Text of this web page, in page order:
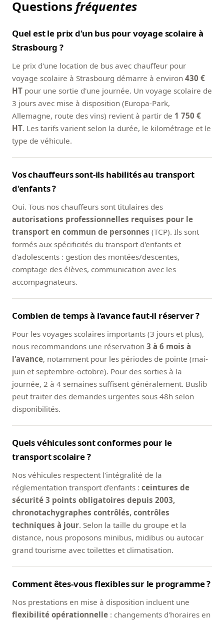
Questions fréquentes
Quel est le prix d'un bus pour voyage scolaire à
Strasbourg ?
Le prix d'une location de bus avec chauffeur pour
voyage scolaire à Strasbourg démarre à environ 430 €
HT pour une sortie d'une journée. Un voyage scolaire de
3 jours avec mise à disposition (Europa-Park,
Allemagne, route des vins) revient à partir de 1 750 €
HT. Les tarifs varient selon la durée, le kilométrage et le
type de véhicule.
Vos chauffeurs sont-ils habilités au transport
d'enfants ?
Oui. Tous nos chauffeurs sont titulaires des
autorisations professionnelles requises pour le
transport en commun de personnes (TCP). Ils sont
formés aux spécificités du transport d'enfants et
d'adolescents : gestion des montées/descentes,
comptage des élèves, communication avec les
accompagnateurs.
Combien de temps à l'avance faut-il réserver ?
Pour les voyages scolaires importants (3 jours et plus),
nous recommandons une réservation 3 à 6 mois à
l'avance, notamment pour les périodes de pointe (mai-
juin et septembre-octobre). Pour des sorties à la
journée, 2 à 4 semaines suffisent généralement. Buslib
peut traiter des demandes urgentes sous 48h selon
disponibilités.
Quels véhicules sont conformes pour le
transport scolaire ?
Nos véhicules respectent l'intégralité de la
réglementation transport d'enfants : ceintures de
sécurité 3 points obligatoires depuis 2003,
chronotachygraphes contrôlés, contrôles
techniques à jour. Selon la taille du groupe et la
distance, nous proposons minibus, midibus ou autocar
grand tourisme avec toilettes et climatisation.
Comment êtes-vous flexibles sur le programme ?
Nos prestations en mise à disposition incluent une
flexibilité opérationnelle : changements d'horaires en